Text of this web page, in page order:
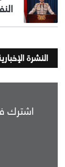
النشرة
اشترك